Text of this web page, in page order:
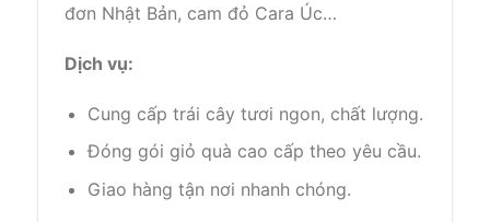
đơn Nhật Bản, cam đỏ Cara Úc…
Dịch vụ:
Cung cấp trái cây tươi ngon, chất lượng.
Đóng gói giỏ quà cao cấp theo yêu cầu.
Giao hàng tận nơi nhanh chóng.